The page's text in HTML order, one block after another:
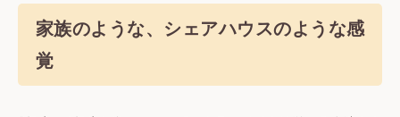
家族のような、シェアハウスのような感
覚